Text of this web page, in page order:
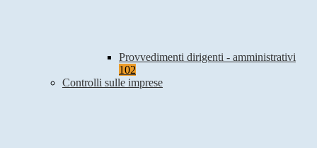
Provvedimenti dirigenti - amministrativi
102
Controlli sulle imprese